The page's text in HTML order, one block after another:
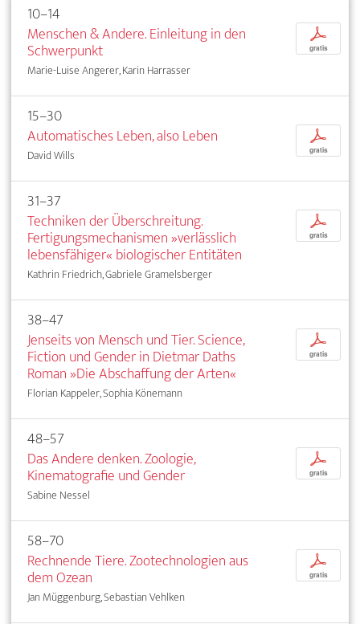
10–14
Menschen & Andere. Einleitung in den
Schwerpunkt
Marie-Luise Angerer, Karin Harrasser
p
gratis
15–30
Automatisches Leben, also Leben
David Wills
p
gratis
31–37
Techniken der Überschreitung.
Fertigungsmechanismen »verlässlich
lebensfähiger« biologischer Entitäten
Kathrin Friedrich, Gabriele Gramelsberger
p
gratis
38–47
Jenseits von Mensch und Tier. Science,
Fiction und Gender in Dietmar Daths
Roman »Die Abschaffung der Arten«
Florian Kappeler, Sophia Könemann
p
gratis
48–57
Das Andere denken. Zoologie,
Kinematografie und Gender
Sabine Nessel
p
gratis
58–70
Rechnende Tiere. Zootechnologien aus
dem Ozean
Jan Müggenburg, Sebastian Vehlken
p
gratis